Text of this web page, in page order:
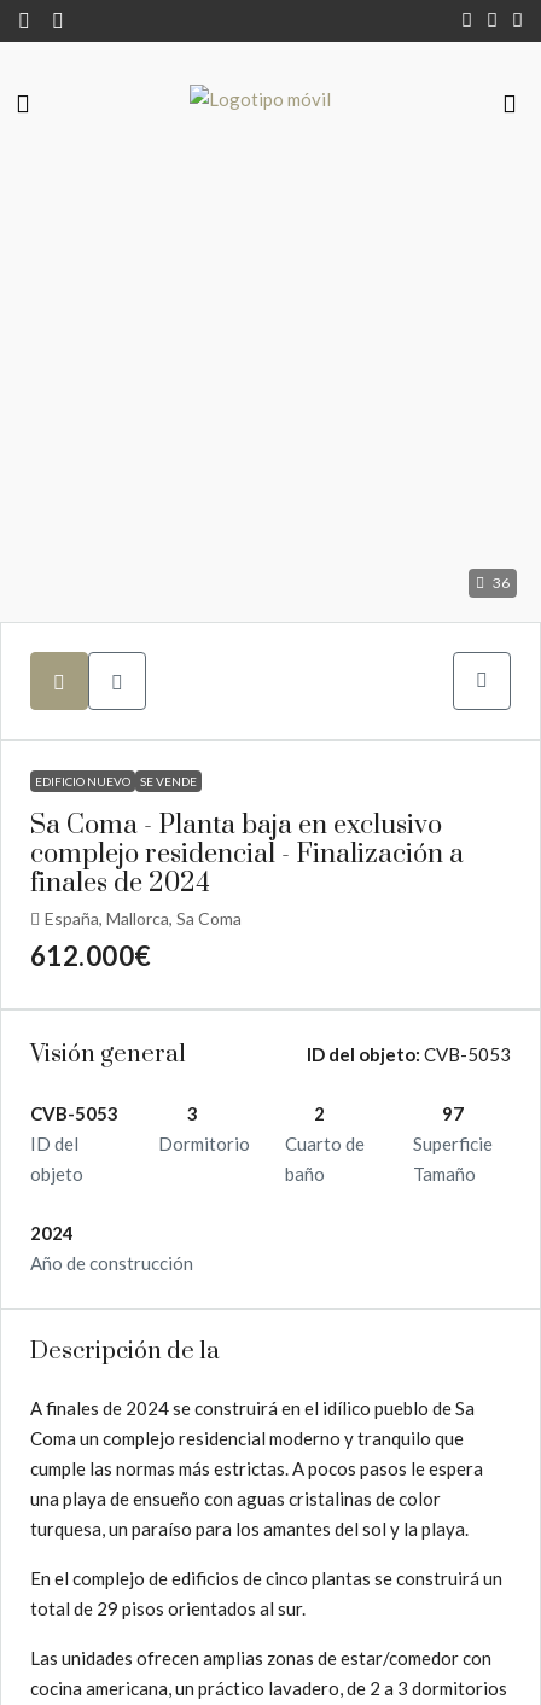
36
EDIFICIO NUEVO SE VENDE
Sa Coma - Planta baja en exclusivo
complejo residencial - Finalización a
finales de 2024
España, Mallorca, Sa Coma
612.000€
Visión general ID del objeto: CVB-5053
CVB-5053
ID del
objeto
3
Dormitorio
2
Cuarto de
baño
97
Superficie
Tamaño
2024
Año de construcción
Descripción de la
A finales de 2024 se construirá en el idílico pueblo de Sa
Coma un complejo residencial moderno y tranquilo que
cumple las normas más estrictas. A pocos pasos le espera
una playa de ensueño con aguas cristalinas de color
turquesa, un paraíso para los amantes del sol y la playa.
En el complejo de edificios de cinco plantas se construirá un
total de 29 pisos orientados al sur.
Las unidades ofrecen amplias zonas de estar/comedor con
cocina americana, un práctico lavadero, de 2 a 3 dormitorios